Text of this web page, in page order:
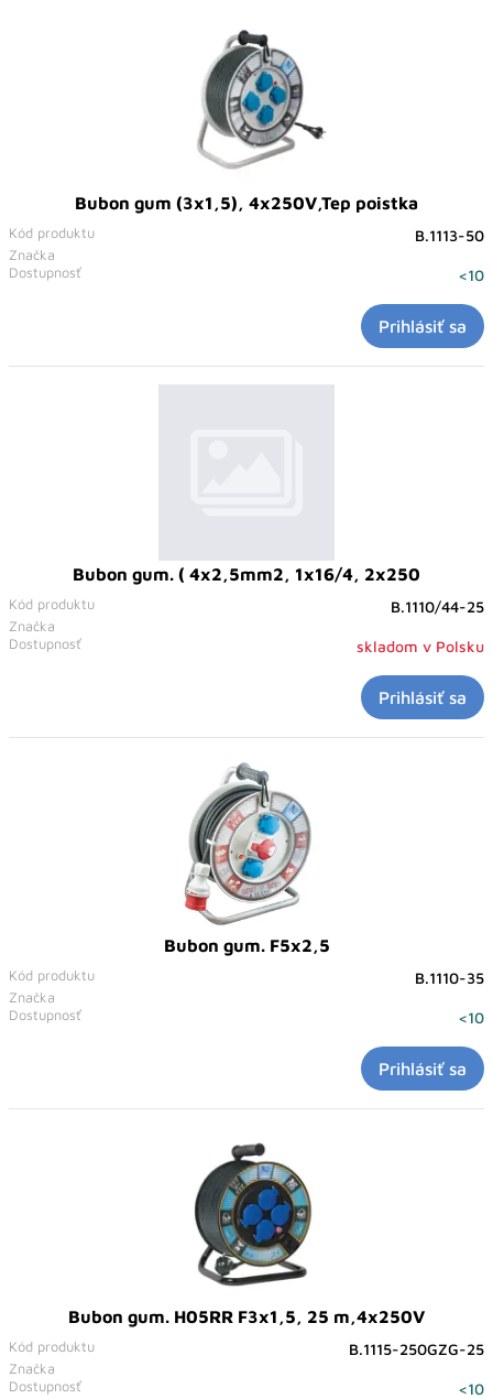
Bubon gum (3x1,5), 4x250V,Tep poistka
Značka
Kód produktu B.1113-50
Dostupnosť <10
Prihlásiť sa
Bubon gum. ( 4x2,5mm2, 1x16/4, 2x250
Značka
Kód produktu B.1110/44-25
Dostupnosť skladom v Polsku
Prihlásiť sa
Bubon gum. F5x2,5
Značka
Kód produktu B.1110-35
Dostupnosť <10
Prihlásiť sa
Bubon gum. H05RR F3x1,5, 25 m,4x250V
Značka
Kód produktu B.1115-250GZG-25
Dostupnosť <10